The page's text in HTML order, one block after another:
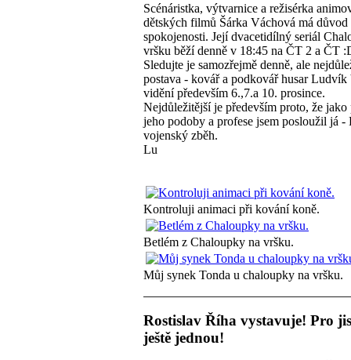
Scénáristka, výtvarnice a režisérka
dětských filmů Šárka Váchová má důvod
spokojenosti. Její dvacetidílný seriál
vršku běží denně v 18:45 na ČT 2 a ČT
Sledujte je samozřejmě denně, ale
postava - kovář a podkovář husar Ludvík
vidění především 6.,7.a 10. prosince.
Nejdůležitější je především proto, že jako
jeho podoby a profese jsem posloužil já
vojenský zběh.
Lu
Kontroluji animaci při kování koně.
Betlém z Chaloupky na vršku.
Můj synek Tonda u chaloupky na vršku.
Rostislav Říha vystavuje! Pro
ještě jednou!